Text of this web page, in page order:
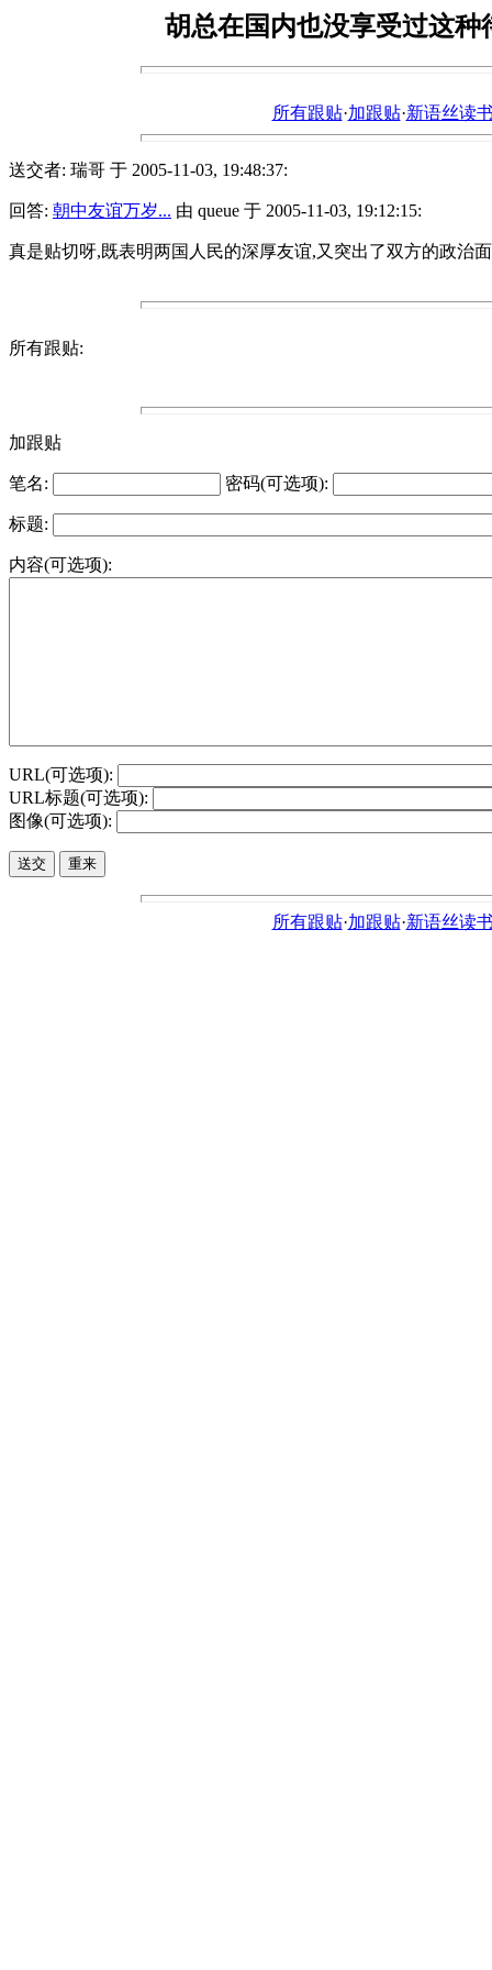
胡总在国内也没享受过这
所有跟贴·加跟贴·新语丝读
送交者: 瑞哥 于 2005-11-03, 19:48:37:
回答: 朝中友谊万岁... 由 queue 于 2005-11-03, 19:12:15:
真是贴切呀,既表明两国人民的深厚友谊,又突出了双方的政治
所有跟贴:
加跟贴
笔名: 密码(可选项):
标题:
内容(可选项):
URL(可选项):
URL标题(可选项):
图像(可选项):
所有跟贴·加跟贴·新语丝读